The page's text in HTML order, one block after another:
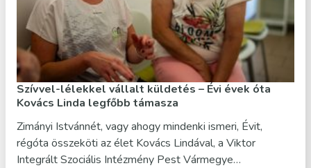
Szívvel-lélekkel vállalt küldetés – Évi évek óta
Kovács Linda legfőbb támasza
Zimányi Istvánnét, vagy ahogy mindenki ismeri, Évit,
régóta összeköti az élet Kovács Lindával, a Viktor
Integrált Szociális Intézmény Pest Vármegye…